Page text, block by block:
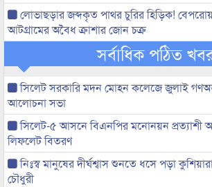
লোভাছড়ার জব্দকৃত পাথর চুরির হিড়িক!
আটগ্রামের অবৈধ ক্রাশার জোন চক্র
সর্বাধিক পঠিত
সিলেট সরকারি মদন মোহন কলেজে জুলাই
আলোচনা সভা
সিলেট-৫ আসনে বিএনপির মনোনয়ন প্রত্যাশী
লিফলেট বিতরণ
নিঃস্ব মানুষের দীর্ঘশ্বাস শুনতে ধসে পড়া
চৌধুরী